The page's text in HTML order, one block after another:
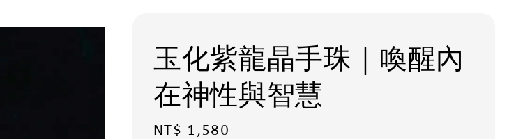
玉化紫龍晶手珠｜喚醒內
在神性與智慧
Regular
NT$ 1,580